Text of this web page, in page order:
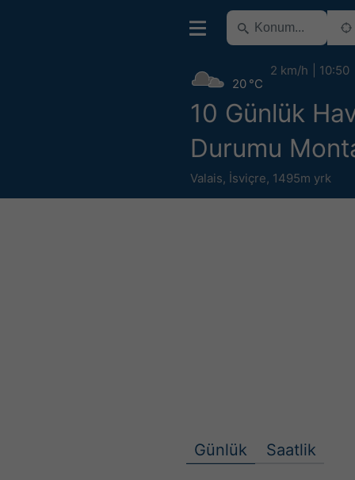
10 Günlük
Durumu
Valais, İsviçre, 1495m yrk
20 °C
2 km/h 10:50
Günlük Saatlik